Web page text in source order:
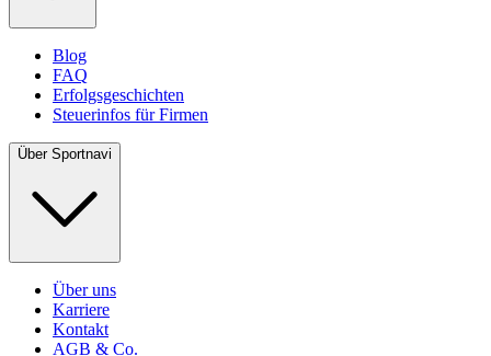
Blog
FAQ
Erfolgsgeschichten
Steuerinfos für Firmen
Über Sportnavi
Über uns
Karriere
Kontakt
AGB & Co.